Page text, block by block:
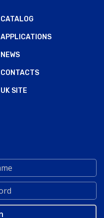
CATALOG
APPLICATIONS
NEWS
CONTACTS
UK SITE